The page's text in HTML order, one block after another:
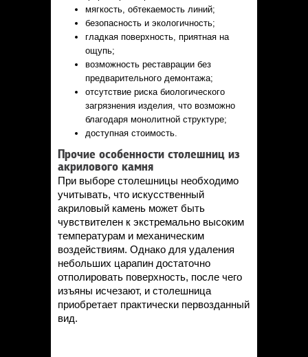
мягкость, обтекаемость линий;
безопасность и экологичность;
гладкая поверхность, приятная на
ощупь;
возможность реставрации без
предварительного демонтажа;
отсутствие риска биологического
загрязнения изделия, что возможно
благодаря монолитной структуре;
доступная стоимость.
Прочие особенности столешниц из
акрилового камня
При выборе столешницы необходимо
учитывать, что искусственный
акриловый камень может быть
чувствителен к экстремально высоким
температурам и механическим
воздействиям. Однако для удаления
небольших царапин достаточно
отполировать поверхность, после чего
изъяны исчезают, и столешница
приобретает практически первозданный
вид.